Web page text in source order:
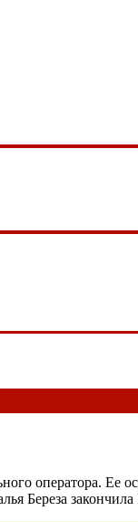
оператора. Ее
Береза